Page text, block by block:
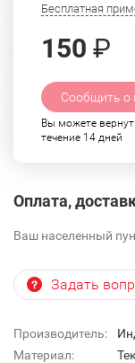
Бесплатная
150 ₽
Сообщить о
Вы можете
течение 14 дней
Оплата,
Ваш населенный
Задать
Производитель:
Материал: